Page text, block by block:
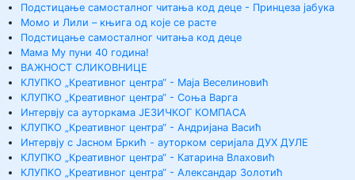
Подстицање самосталног читања код деце - Принцеза јабука
Момо и Лили – књига од које се расте
Подстицање самосталног читања код деце
Мама Му пуни 40 година!
ВАЖНОСТ СЛИКОВНИЦЕ
КЛУПКО „Креативног центра“ - Маја Веселиновић
КЛУПКО „Креативног центра“ - Соња Варга
Интервју са ауторкама ЈЕЗИЧКОГ КОМПАСА
КЛУПКО „Креативног центра“ - Андријана Васић
Интервју с Јасном Бркић - ауторком серијала ДУХ ДУЛЕ
КЛУПКО „Креативног центра“ - Катарина Влаховић
КЛУПКО „Креативног центра“ - Александар Золотић